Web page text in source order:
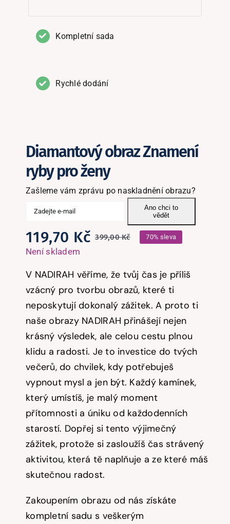
Kompletní sada
Rychlé dodání
Diamantový obraz Znamení
ryby pro ženy
399,00KčPůvodní
byla:
399,00 Kč.
119,70 Kč
Aktuální
je:
119,70 Kč.
70% sleva
Není skladem
Zašleme vám zprávu po naskladnění obrazu?
Ano chci to
vědět
V NADIRAH věříme, že tvůj čas je příliš
vzácný pro tvorbu obrazů, které ti
neposkytují dokonalý zážitek. A proto ti
naše obrazy NADIRAH přinášejí nejen
krásný výsledek, ale celou cestu plnou
klidu a radosti. Je to investice do tvých
večerů, do chvilek, kdy potřebuješ
vypnout mysl a jen být. Každý kamínek,
který umístíš, je malý moment
přítomnosti a úniku od každodenních
starostí. Dopřej si tento výjimečný
zážitek, protože si zasloužíš čas strávený
aktivitou, která tě naplňuje a ze které máš
skutečnou radost.
Zakoupením obrazu od nás získáte
kompletní sadu s veškerým